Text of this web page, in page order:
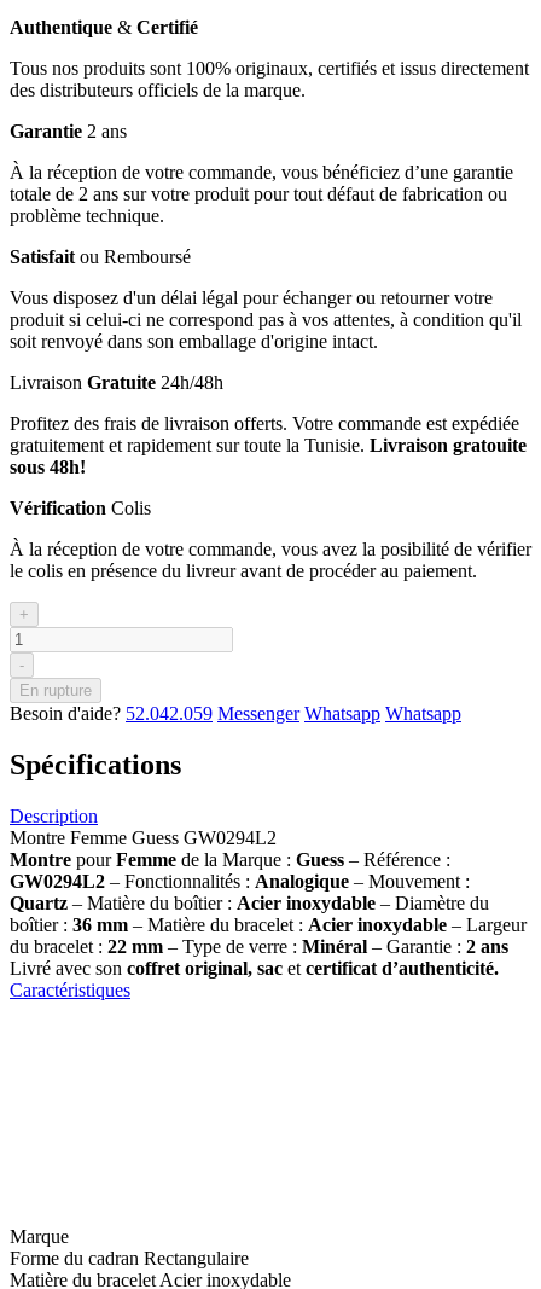
Authentique & Certifié
Tous nos produits sont 100% originaux, certifiés et issus directement
des distributeurs officiels de la marque.
Garantie 2 ans
À la réception de votre commande, vous bénéficiez d’une garantie
totale de 2 ans sur votre produit pour tout défaut de fabrication ou
problème technique.
Satisfait ou Remboursé
Vous disposez d'un délai légal pour échanger ou retourner votre
produit si celui-ci ne correspond pas à vos attentes, à condition qu'il
soit renvoyé dans son emballage d'origine intact.
Livraison Gratuite 24h/48h
Profitez des frais de livraison offerts. Votre commande est expédiée
gratuitement et rapidement sur toute la Tunisie. Livraison gratouite
sous 48h!
Vérification Colis
À la réception de votre commande, vous avez la posibilité de vérifier
le colis en présence du livreur avant de procéder au paiement.
+
-
En rupture
Besoin d'aide? 52.042.059 Messenger Whatsapp Whatsapp
Spécifications
Description
Montre Femme Guess GW0294L2
Montre pourFemme de la Marque : Guess – Référence :
GW0294L2 – Fonctionnalités : Analogique – Mouvement :
Quartz – Matière du boîtier : Acier inoxydable – Diamètre du
boîtier : 36 mm – Matière du bracelet : Acier inoxydable – Largeur
du bracelet : 22 mm – Type de verre : Minéral – Garantie : 2 ans
Livré avec son coffret original, sac et certificat d’authenticité.
Caractéristiques
Marque
Forme du cadran Rectangulaire
Matière du bracelet Acier inoxydable